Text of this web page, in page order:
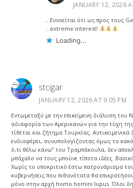
JANUARY 12, 2026
…Εννοείται ότι ως προς τους
…extreme interest!
Loading...
stcigar
JANUARY 12, 2026 AT 9:05 PM
Εντωμεταξύ με την επικείμενη διάλυση
αδιαφορία των Αμερικανών για την τύχη
τίθεται και ζήτημα Τουρκίας.
ενδιαφέρει, συνυπολογίζοντας όμως το
ό,τι θέλω κάνω” του Τραμπάκουλα, δεν
μπάχαλο να τους μπούνε τίποτα ιδέες.
Χωρίς το υποκριτικό έστω πατρονάρισμα
κυβερνήσεις που πιθανότατα θα
μόνο στην αρχή homo homini lupus. Όλοι